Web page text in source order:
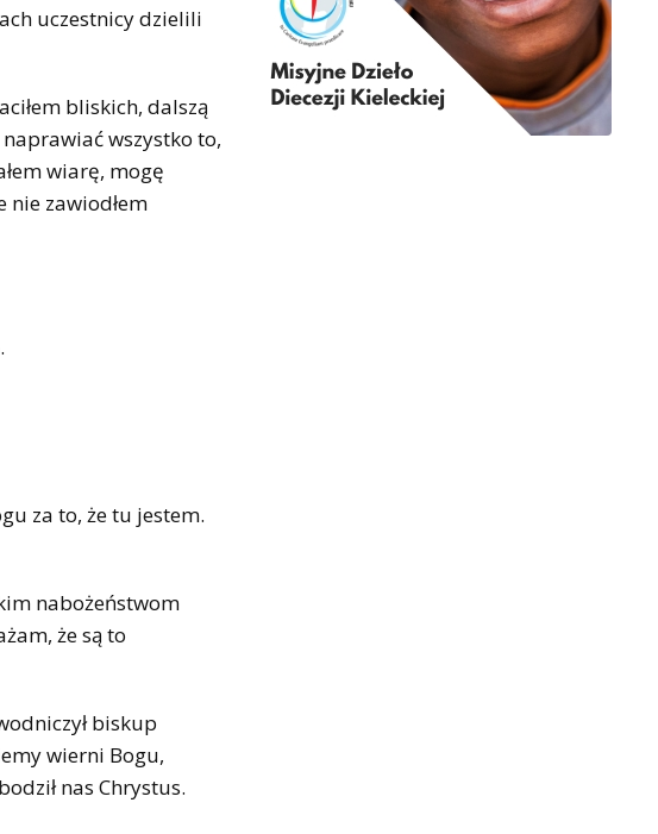
uczestnicy dzielili
bliskich, dalszą
naprawiać wszystko to,
wiarę, mogę
nie zawiodłem
za to, że tu jestem.
nabożeństwom
że są to
biskup
wierni Bogu,
nas Chrystus.